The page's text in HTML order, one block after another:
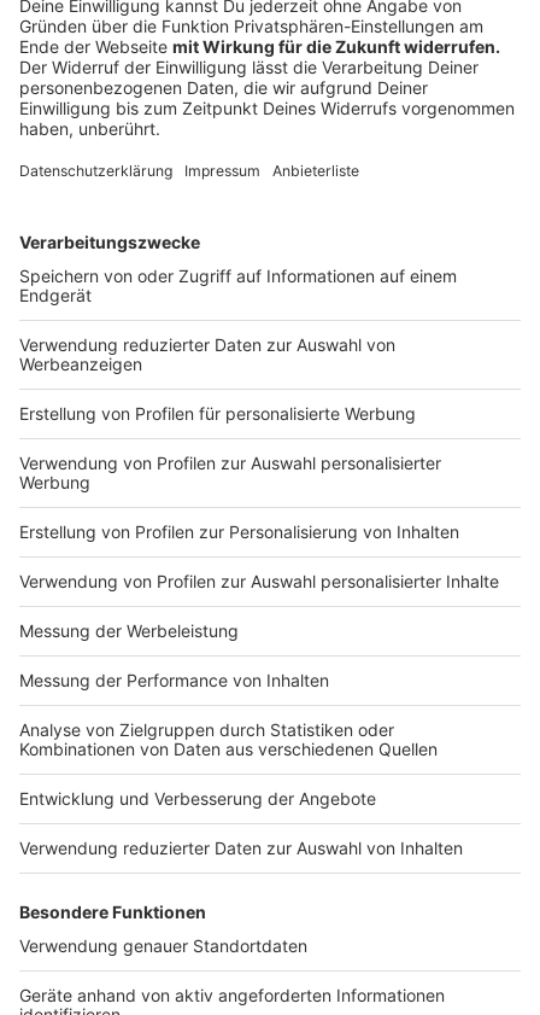
Darts-WM: Die wichtigsten Regeln
Anzeige
werden wieder Höchstleistungen im Dartsport
gekrönt, der sich zuvor in mehreren K.O.-Runden gegen
Kontrahenten durchzusetzen haben muss. Dabei gibt
es verschiedene Spielmodi, die wir euch kurz und
In London kommen die besten Spieler der PDC -
der Professional Darts Corporation - zusammen.
Diese Zusammenkunft gilt als die
prestigeträchtigste der Welt-Dartsverbände, die
es gibt.
Gespielt wird nacheinander und abwechselnd.
Jeder Dart-Spieler hat immerdrei Würfe, bevor
der Gegner an der Reihe ist.
Begonnen wird in einem sogenanntenLegbei 501.
Ziel ist es, so schnell wie möglich die 501 auf 0 zu
bekommen. Am Ende muss der entscheidende
Pfeil in einem der äußeren Doppelfelder der
Dartsschreibe (rote oder grüne Flächen), oder
aber, bei einer speziellen Wurfkombination, in der
EinSatz
ist erst dann beendet, wenn ein Spieler
drei Legsgewonnen hat. Im Laufe des Turniers
werden für einen Matcherfolg immer mehr
Satzgewinne notwendig. Im Modus
1. Runde los. In der vierten Runde gibt es schon
"Best of Seven"(vier Gewinnsätze) und im Finale